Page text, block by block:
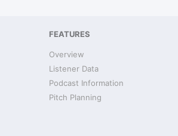
FEATURES
Overview
Listener Data
Podcast Information
Pitch Planning